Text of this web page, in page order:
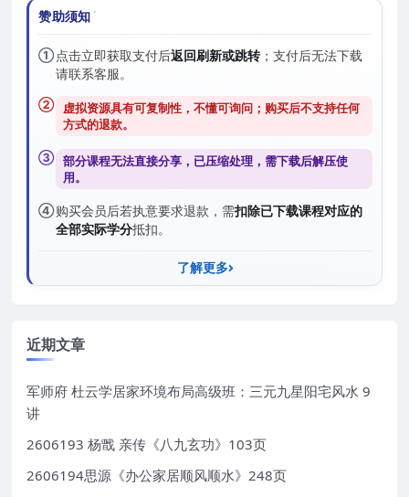
赞助须知
①点击立即获取支付后返回刷新或跳转；支付后无法下载
请联系客服。
② 虚拟资源具有可复制性，不懂可询问；购买后不支持任何
方式的退款。
③ 部分课程无法直接分享，已压缩处理，需下载后解压使
用。
④购买会员后若执意要求退款，需扣除已下载课程对应的
全部实际学分抵扣。
了解更多
近期文章
军师府 杜云学居家环境布局高级班：三元九星阳宅风水 9
讲
2606193 杨戬 亲传《八九玄功》103页
2606194思源《办公家居顺风顺水》248页